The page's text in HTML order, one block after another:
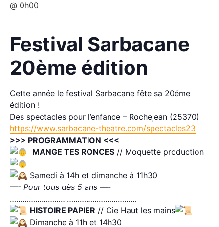
@ 0h00
Festival Sarbacane
20ème édition
Cette année le festival Sarbacane fête sa 20éme
édition !
Des spectacles pour l’enfance – Rochejean (25370)
https://www.sarbacane-theatre.com/spectacles23
>>> PROGRAMMATION <<<
MANGE TES RONCES // Moquette production
Samedi à 14h et dimanche à 11h30
—- Pour tous dès 5 ans —-
……………………………………………………
HISTOIRE PAPIER // Cie Haut les mains
Dimanche à 11h et 14h30